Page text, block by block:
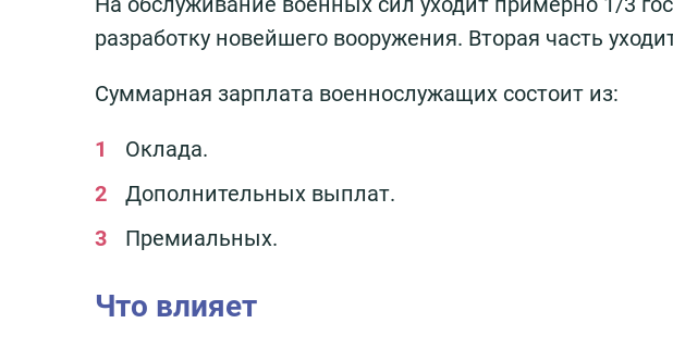
разработку новейшего вооружения. Вторая часть
Суммарная зарплата военнослужащих состоит из:
Оклада.
Дополнительных выплат.
Премиальных.
Что влияет